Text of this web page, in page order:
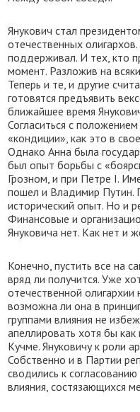
Янукович стал
отечественных
поддерживал. И тех, кто
момент. Разложив на
Теперь и те, и другие
готовятся предъявить
ближайшее время
Согласиться с
«кондиции», как это в
Однако Анна была
был опыт борьбы с
Грозном, и при Петре І.
пошел и Владимир Путин.
исторический опыт. Но и
Финансовые и
Януковича нет. Как нет и
Конечно, пустить все на
вряд ли получится. Уже
отечественной
возможна ли она в
группами влияния не
апеллировать хотя бы
Кучме. Януковичу к роли
Собственно и в Партии
сводились к
влияния, состязающихся